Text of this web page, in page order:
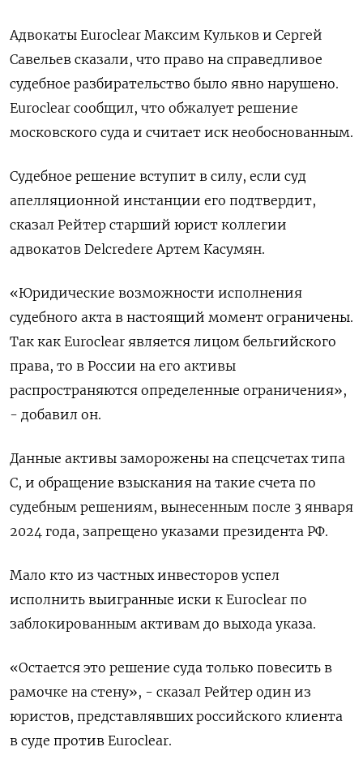
Адвокаты Euroclear Максим Кульков и Сергей
Савельев сказали, что право на справедливое
судебное разбирательство было явно нарушено.
Euroclear сообщил, что ​обжалует решение
московского суда и считает иск необоснованным.
Судебное решение вступит в ​силу, если суд
апелляционной инстанции его подтвердит,
сказал Рейтер старший юрист коллегии
адвокатов Delcredere ​Артем Касумян.
«Юридические ⁠возможности исполнения
судебного акта в настоящий момент ограничены.
Так как Euroclear является лицом бельгийского
права, то в России на его активы
распространяются определенные ограничения»,
- добавил он.
Данные активы ‌заморожены на спецсчетах типа
С, и обращение взыскания на такие счета по
судебным решениям, вынесенным ‌после 3 января
2024 года, запрещено указами президента РФ.
Мало кто из частных инвесторов успел
исполнить выигранные иски к Euroclear по
заблокированным активам до выхода указа.
«Остается это решение суда только повесить в
рамочке на стену», - ​сказал Рейтер один из
юристов, представлявших российского клиента
в суде против Euroclear.